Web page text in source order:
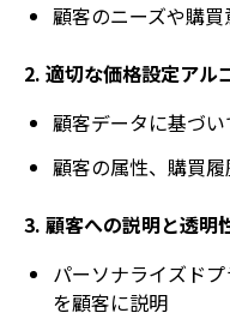
顧客のニーズや購
2. 適切な価格設定アル
顧客データに基づ
顧客の属性、購買
3. 顧客への説明と透明
パーソナライズド
を顧客に説明